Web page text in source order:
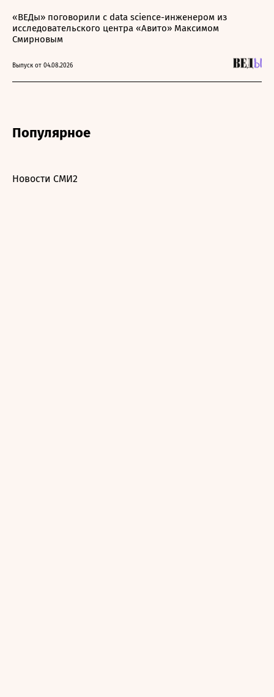
«ВЕДы» поговорили с data science-инженером из
исследовательского центра «Авито» Максимом
Смирновым
Выпуск от 04.08.2026
Популярное
Новости СМИ2